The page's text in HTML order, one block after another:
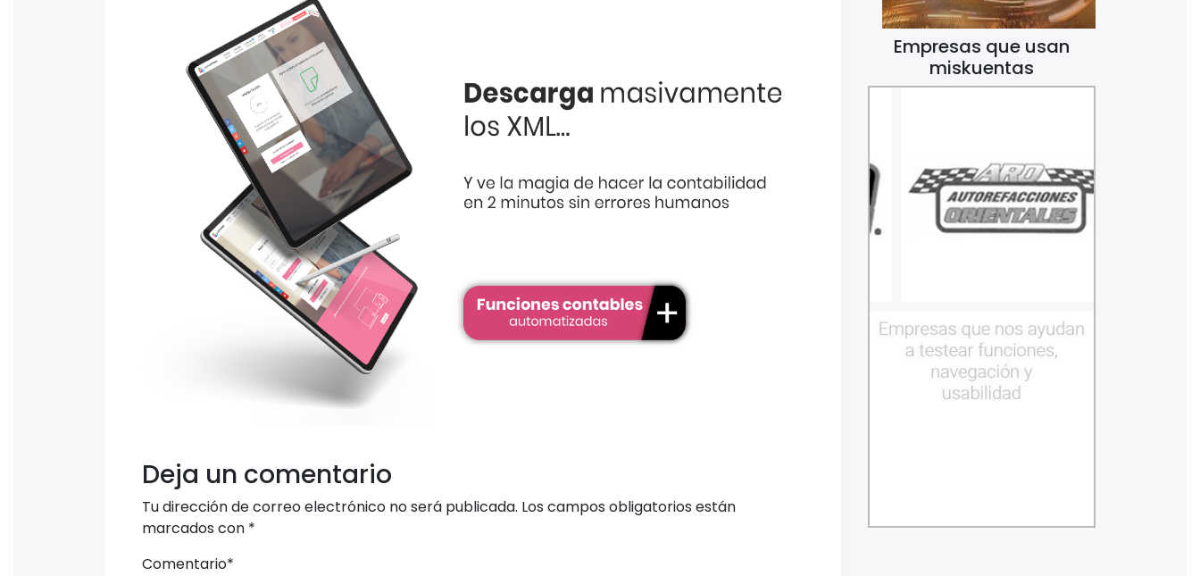
Deja un comentario
Tu dirección de correo electrónico no será publicada. Los campos obligatorios están
marcados con *
Comentario*
Empresas que usan
miskuentas